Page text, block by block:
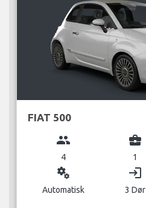
FIAT 500
group
4
business_center
1
miscellaneous_services
Automatisk
login
3 Dør